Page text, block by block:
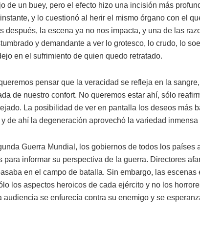
de un buey, pero el efecto hizo una incisión más
y lo cuestionó al herir el mismo órgano con el
después, la escena ya no nos impacta, y una de las
y demandante a ver lo grotesco, lo crudo, lo
en el sufrimiento de quien quedo retratado.
pensar que la veracidad se refleja en la
de nuestro confort. No queremos estar ahí, sólo
La posibilidad de ver en pantalla los deseos más
de ahí la degeneración aprovechó la variedad inmensa
Guerra Mundial, los gobiernos de todos los países
para informar su perspectiva de la guerra. Directores
en el campo de batalla. Sin embargo, las escenas
los aspectos heroicos de cada ejército y no los
se enfurecía contra su enemigo y se